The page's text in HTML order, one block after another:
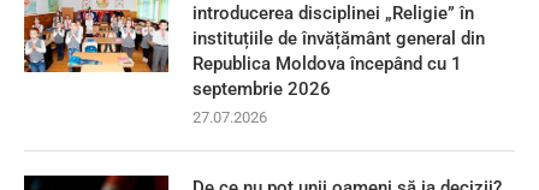
introducerea disciplinei „Religie” în
instituțiile de învățământ general din
Republica Moldova începând cu 1
septembrie 2026
27.07.2026